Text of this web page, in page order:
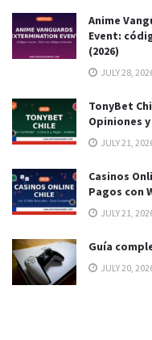
Anime
Event:
(2026)
JULY 28,
TonyBet
Opiniones
JULY 21,
Casinos
Pagos con
JULY 21,
Guía
JULY 20,